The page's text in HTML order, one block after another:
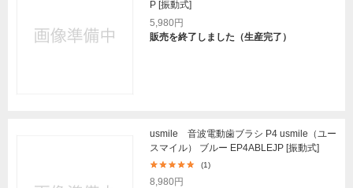
P [振動式]
5,980円
販売を終了しました（生産完了）
usmile 音波電動歯ブラシ P4 usmile（ユー
スマイル） ブルー EP4ABLEJP [振動式]
(1)
8,980円